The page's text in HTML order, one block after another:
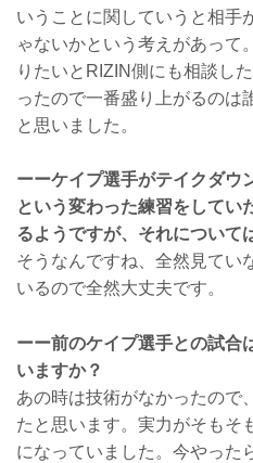
いうことに関していうと相手
ゃないかという考えがあって
りたいとRIZIN側にも相談し
ったので一番盛り上がるのは
と思いました。
ーーケイプ選手がテイクダウ
という変わった練習をしてい
るようですが、それについて
そうなんですね、全然見てい
いるので全然大丈夫です。
ーー前のケイプ選手との試合
いますか？
あの時は技術がなかったので
たと思います。実力がそもそ
になっていました。今やった